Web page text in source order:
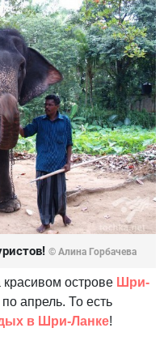
© Алина Горбачева
острове Шри-
апрель. То есть
в Шри-Ланке!